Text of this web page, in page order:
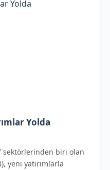
Yolda
sektörlerinden biri olan
yeni yatırımlarla